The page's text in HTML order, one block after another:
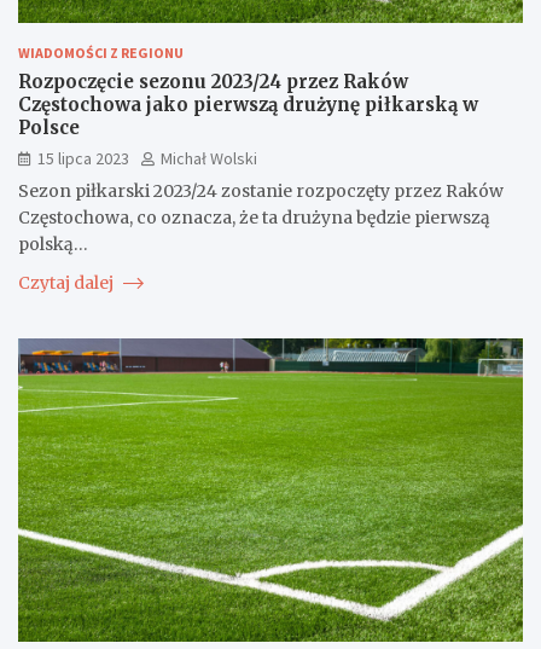
WIADOMOŚCI Z REGIONU
Rozpoczęcie sezonu 2023/24 przez Raków
Częstochowa jako pierwszą drużynę piłkarską w
Polsce
15 lipca 2023
Michał Wolski
Sezon piłkarski 2023/24 zostanie rozpoczęty przez Raków
Częstochowa, co oznacza, że ta drużyna będzie pierwszą
polską…
Czytaj dalej